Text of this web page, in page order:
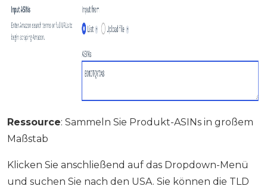
Ressource: Sammeln Sie Produkt-ASINs in großem
Maßstab
Klicken Sie anschließend auf das Dropdown-Menü
und suchen Sie nach den USA. Sie können die TLD